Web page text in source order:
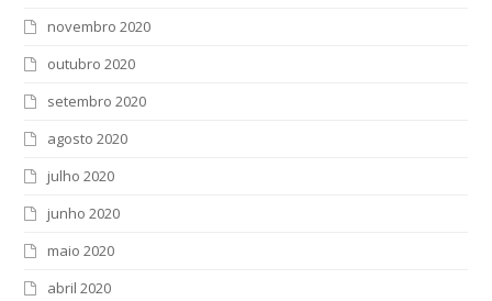
novembro 2020
outubro 2020
setembro 2020
agosto 2020
julho 2020
junho 2020
maio 2020
abril 2020